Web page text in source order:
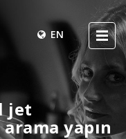
EN
jet
yapın